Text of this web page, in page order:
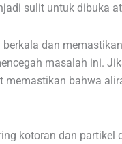
sulit untuk dibuka
dan
masalah ini.
memastikan bahwa
kotoran dan partikel